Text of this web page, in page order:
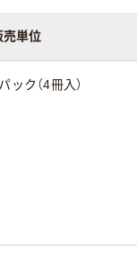
売単位
ック（4冊入）